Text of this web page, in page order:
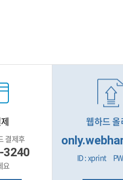
결제후
3240
요
웹하드 올
ID : xprint